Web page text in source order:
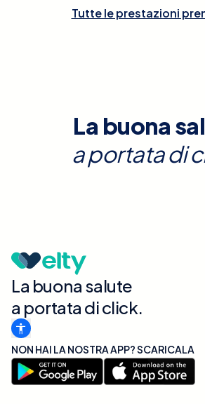
Tutte le prestazioni
La buona
a portata di
La buona salute
a portata di click.
NON HAI LA NOSTRA APP? SCARICALA